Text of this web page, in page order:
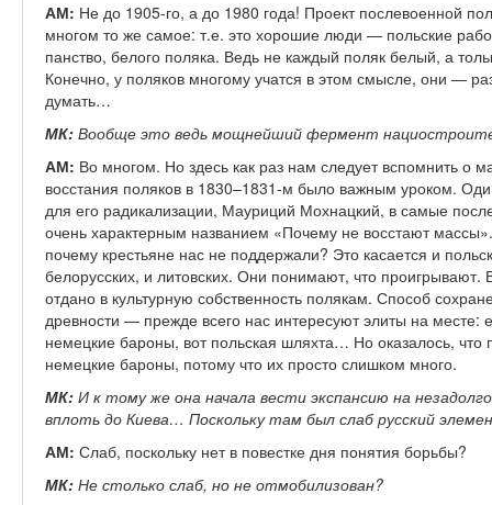
АМ: Не до 1905-го, а до 1980 года! Проект послевоенной
многом то же самое: т.е. это хорошие люди — польские
панство, белого поляка. Ведь не каждый поляк белый, а
Конечно, у поляков многому учатся в этом смысле, они —
думать…
МК: Вообще это ведь мощнейший фермент
АМ: Во многом. Но здесь как раз нам следует вспомнить о
восстания поляков в 1830–1831-м было важным уроком.
для его радикализации, Мауриций Мохнацкий, в самые
очень характерным названием «Почему не восстают
почему крестьяне нас не поддержали? Это касается и
белорусских, и литовских. Они понимают, что проигрывают.
отдано в культурную собственность полякам. Способ
древности — прежде всего нас интересуют элиты на
немецкие бароны, вот польская шляхта… Но оказалось, что
немецкие бароны, потому что их просто слишком много.
МК: И к тому же она начала вести экспансию на
вплоть до Киева… Поскольку там был слаб русский
АМ: Слаб, поскольку нет в повестке дня понятия борьбы?
МК: Не столько слаб, но не отмобилизован?